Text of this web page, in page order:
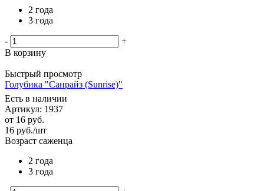
2 года
3 года
-
+
В корзину
Быстрый просмотр
Голубика "Санрайз (Sunrise)"
Есть в наличии
Артикул: 1937
от 16 руб.
16 руб./шт
Возраст саженца
2 года
3 года